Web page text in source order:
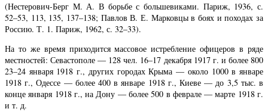
(Нестерович-Берг М. А. В борьбе с большевиками. Париж, 1936, с.
52–53, 113, 135, 137–138; Павлов В. Е. Марковцы в боях и походах за
Россию. Т. 1. Париж, 1962, с. 32–33).
На то же время приходится массовое истребление офицеров в ряде
местностей: Севастополе — 128 чел. 16–17 декабря 1917 г. и более 800
23–24 января 1918 г., других городах Крыма — около 1000 в январе
1918 г., Одессе — более 400 в январе 1918 г., Киеве — до 3,5 тыс. в
конце января 1918 г., на Дону — более 500 в феврале — марте 1918 г.
и т. д.